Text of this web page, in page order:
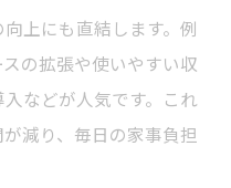
上にも直結します。例
の拡張や使いやすい収
などが人気です。これ
減り、毎日の家事負担